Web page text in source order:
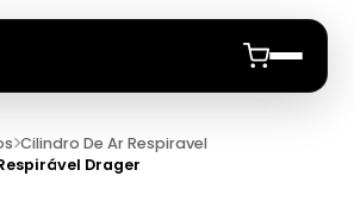
Cilindro De Ar Respiravel
Drager